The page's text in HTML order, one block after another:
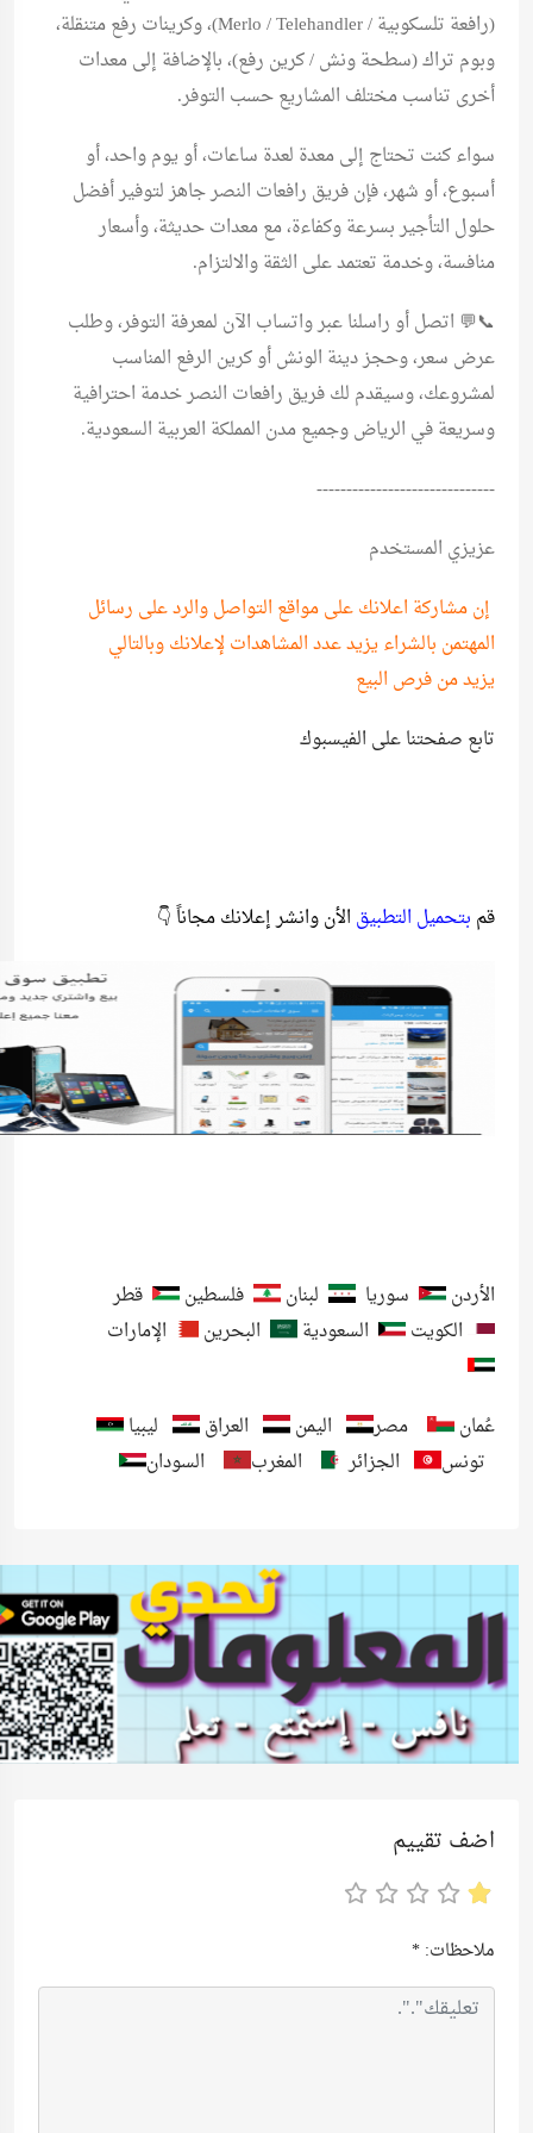
(رافعة تلسكوبية / Merlo / Telehandler)، وكرينات رفع متنقلة،
وبوم تراك (سطحة ونش / كرين رفع)، بالإضافة إلى معدات
أخرى تناسب مختلف المشاريع حسب التوفر.
سواء كنت تحتاج إلى معدة لعدة ساعات، أو يوم واحد، أو
أسبوع، أو شهر، فإن فريق رافعات النصر جاهز لتوفير أفضل
حلول التأجير بسرعة وكفاءة، مع معدات حديثة، وأسعار
منافسة، وخدمة تعتمد على الثقة والالتزام.
📞💬 اتصل أو راسلنا عبر واتساب الآن لمعرفة التوفر، وطلب
عرض سعر، وحجز دينة الونش أو كرين الرفع المناسب
لمشروعك، وسيقدم لك فريق رافعات النصر خدمة احترافية
وسريعة في الرياض وجميع مدن المملكة العربية السعودية.
------------------------------
عزيزي المستخدم
إن مشاركة اعلانك على مواقع التواصل والرد على رسائل
المهتمن بالشراء يزيد عدد المشاهدات لإعلانك وبالتالي
يزيد من فرص البيع
تابع صفحتنا على الفيسبوك
قم بتحميل التطبيق الأن وانشر إعلانك مجاناً 👇
الأردن سوريا لبنان فلسطين
قطر
الكويت
السعودية البحرين الإمارات
عُمان مصر اليمن العراق
ليبيا
تونس
الجزائر المغرب السودان
اضف تقييم
ملاحظات:*